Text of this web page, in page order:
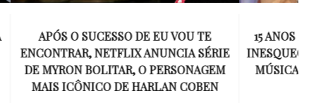
VOU TE
SÉRIE
COBEN
15 ANOS SEM AMY WINEHOUSE: A VOZ
INESQUECÍVEL QUE REVOLUCIONOU A
MÚSICA E SE TORNOU UM SÍMBOLO
DE UMA GERAÇÃO